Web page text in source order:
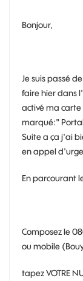
Bonjour,
Je suis passé
faire hier dans
activé ma carte
marqué:"
Suite a ça j'ai
en appel
En parcourant
Composez le
ou mobile
tapez VOTRE